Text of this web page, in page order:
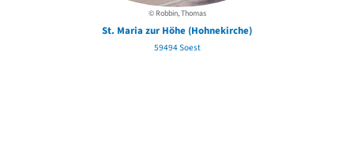
© Robbin, Thomas
St. Maria zur Höhe (Hohnekirche)
59494 Soest